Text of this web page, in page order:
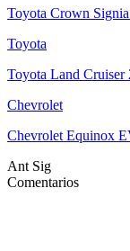
Toyota Crown
Toyota
Toyota Land Cruiser
Chevrolet
Chevrolet Equinox
Ant Sig
Comentarios